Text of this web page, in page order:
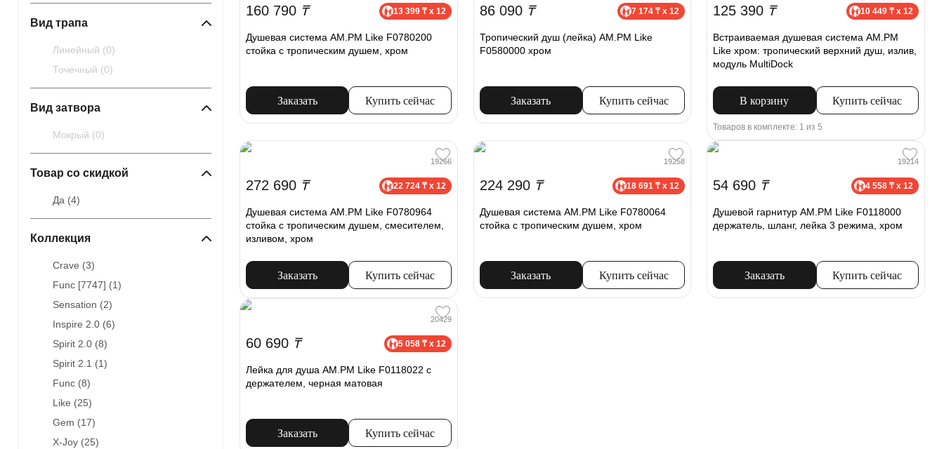
Вид трапа
Линейный (0)
Точечный (0)
Вид затвора
Мокрый (0)
Товар со скидкой
Да (4)
Коллекция
Crave (3)
Func [7747] (1)
Sensation (2)
Inspire 2.0 (6)
Spirit 2.0 (8)
Spirit 2.1 (1)
Func (8)
Like (25)
Gem (17)
X-Joy (25)
160 790 ₸ 13 399 ₸ x 12
Душевая система AM.PM Like F0780200
стойка с тропическим душем, хром
Заказать Купить сейчас
86 090 ₸ 7 174 ₸ x 12
Тропический душ (лейка) AM.PM Like
F0580000 хром
Заказать Купить сейчас
125 390 ₸ 10 449 ₸ x 12
Встраиваемая душевая система AM.PM
Like хром: тропический верхний душ, излив,
модуль MultiDock
В корзину Купить сейчас
Товаров в комплекте: 1 из 5
19266
272 690 ₸ 22 724 ₸ x 12
Душевая система AM.PM Like F0780964
стойка с тропическим душем, смесителем,
изливом, хром
Заказать Купить сейчас
19258
224 290 ₸ 18 691 ₸ x 12
Душевая система AM.PM Like F0780064
стойка с тропическим душем, хром
Заказать Купить сейчас
19214
54 690 ₸ 4 558 ₸ x 12
Душевой гарнитур AM.PM Like F0118000
держатель, шланг, лейка 3 режима, хром
Заказать Купить сейчас
20429
60 690 ₸ 5 058 ₸ x 12
Лейка для душа AM.PM Like F0118022 c
держателем, черная матовая
Заказать Купить сейчас